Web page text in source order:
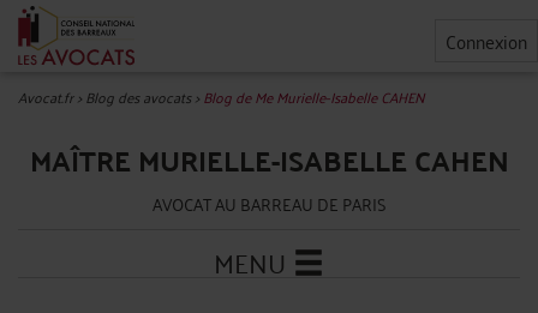
Connexion
Avocat.fr>Blog des avocats>Blog de Me Murielle-Isabelle CAHEN
MAÎTRE MURIELLE-ISABELLE CAHEN
AVOCAT AU BARREAU DE PARIS
MENU